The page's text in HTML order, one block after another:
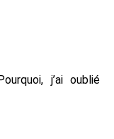
j’ai oublié